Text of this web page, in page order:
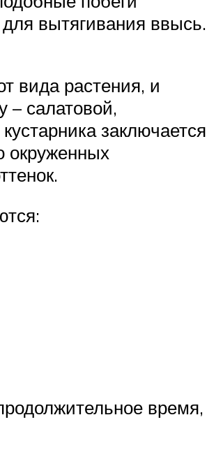
вытягивания ввысь.
вида растения, и
– салатовой,
заключается
окруженных
время,